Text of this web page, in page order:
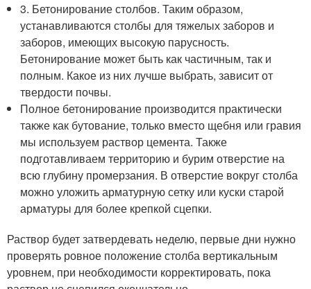
3. Бетонирование столбов. Таким образом,
устанавливаются столбы для тяжелых заборов и
заборов, имеющих высокую парусность.
Бетонирование может быть как частичным, так и
полным. Какое из них лучше выбрать, зависит от
твердости почвы.
Полное бетонирование производится практически
также как бутование, только вместо щебня или гравия
мы используем раствор цемента. Также
подготавливаем территорию и бурим отверстие на
всю глубину промерзания. В отверстие вокруг столба
можно уложить арматурную сетку или куски старой
арматуры для более крепкой сцепки.
Раствор будет затвердевать неделю, первые дни нужно
проверять ровное положение столба вертикальным
уровнем, при необходимости корректировать, пока